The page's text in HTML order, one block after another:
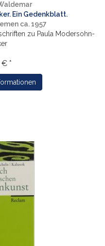
Ein Gedenkblatt.
ca. 1957
zu Paula Modersohn-
€ *